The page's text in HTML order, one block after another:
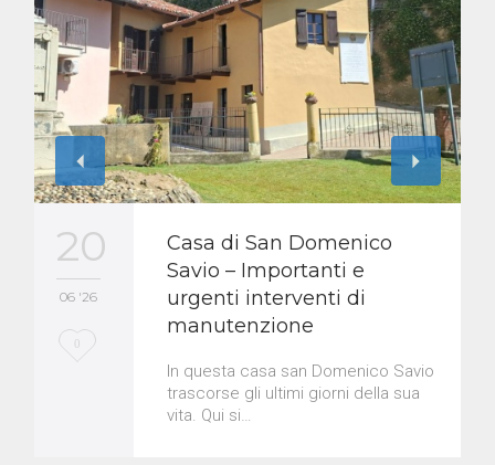
20
06 '26
L0
Casa di San Domenico
Savio – Importanti e
urgenti interventi di
manutenzione
In questa casa san Domenico Savio
trascorse gli ultimi giorni della sua
vita. Qui si…